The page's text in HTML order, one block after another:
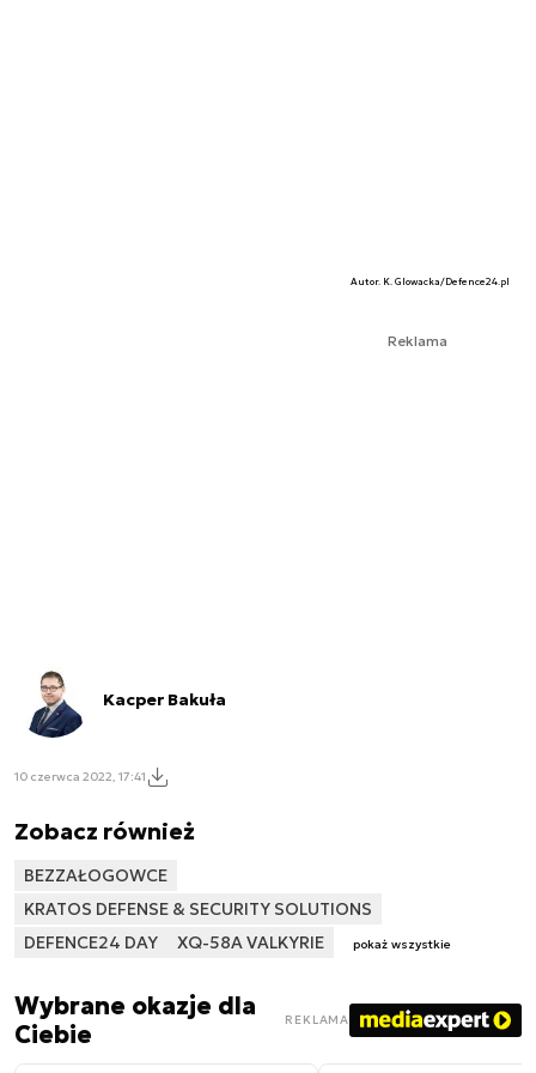
Autor. K. Glowacka/Defence24.pl
Reklama
Kacper Bakuła
10 czerwca 2022, 17:41
Zobacz również
BEZZAŁOGOWCE
KRATOS DEFENSE & SECURITY SOLUTIONS
DEFENCE24 DAY
XQ-58A VALKYRIE pokaż wszystkie
Wybrane okazje dla
Ciebie
REKLAMA